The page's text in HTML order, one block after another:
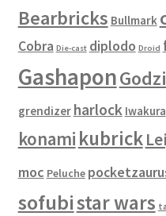
Bearbricks Bullmark
Cobra Die-cast diplodo Droid
Gashapon
grendizer harlock Iwakura
konami kubrick
moc Peluche
sofubistar wars